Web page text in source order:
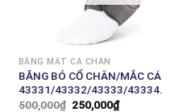
BĂNG MẮT CÁ CHÂN
BĂNG BÓ CỔ CHÂN/MẮC CÁ
43331/43332/43333/43334.
500,000₫ 250,000₫